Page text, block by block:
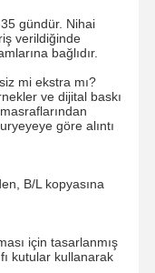
gündür. Nihai
verildiğinde
bağlıdır.
mi ekstra mı?
ve dijital baskı
göre alıntı
B/L kopyasına
için tasarlanmış
kutular kullanarak